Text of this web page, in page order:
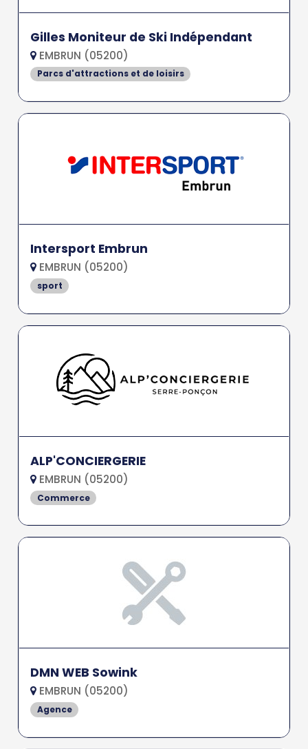
Gilles Moniteur de Ski Indépendant
EMBRUN (05200)
Parcs d'attractions et de loisirs
Intersport Embrun
EMBRUN (05200)
sport
ALP'CONCIERGERIE
EMBRUN (05200)
Commerce
DMN WEB Sowink
EMBRUN (05200)
Agence